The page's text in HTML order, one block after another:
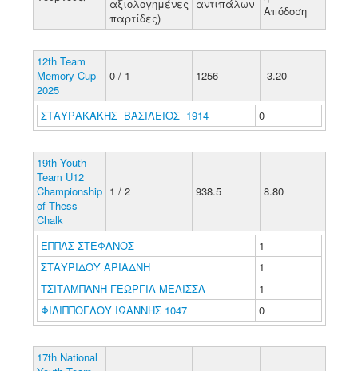
αξιολογημένες
παρτίδες)
αντιπάλων
Απόδοση
12th Team
Memory Cup
2025
0 / 1 1256 -3.20
ΣΤΑΥΡΑΚΑΚΗΣ ΒΑΣΙΛΕΙΟΣ 1914 0
19th Youth
Team U12
Championship
of Thess-
Chalk
1 / 2 938.5 8.80
ΕΠΠΑΣ ΣΤΕΦΑΝΟΣ
1
ΣΤΑΥΡΙΔΟΥ ΑΡΙΑΔΝΗ
1
ΤΣΙΤΑΜΠΑΝΗ ΓΕΩΡΓΙΑ-ΜΕΛΙΣΣΑ
1
ΦΙΛΙΠΠΟΓΛΟΥ ΙΩΑΝΝΗΣ 1047
0
17th National